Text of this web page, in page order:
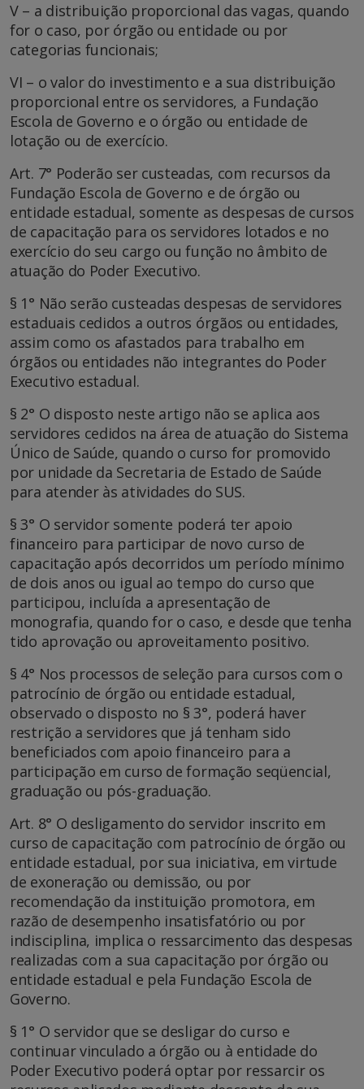
V – a distribuição proporcional das vagas, quando
for o caso, por órgão ou entidade ou por
categorias funcionais;
VI – o valor do investimento e a sua distribuição
proporcional entre os servidores, a Fundação
Escola de Governo e o órgão ou entidade de
lotação ou de exercício.
Art. 7° Poderão ser custeadas, com recursos da
Fundação Escola de Governo e de órgão ou
entidade estadual, somente as despesas de cursos
de capacitação para os servidores lotados e no
exercício do seu cargo ou função no âmbito de
atuação do Poder Executivo.
§ 1° Não serão custeadas despesas de servidores
estaduais cedidos a outros órgãos ou entidades,
assim como os afastados para trabalho em
órgãos ou entidades não integrantes do Poder
Executivo estadual.
§ 2° O disposto neste artigo não se aplica aos
servidores cedidos na área de atuação do Sistema
Único de Saúde, quando o curso for promovido
por unidade da Secretaria de Estado de Saúde
para atender às atividades do SUS.
§ 3° O servidor somente poderá ter apoio
financeiro para participar de novo curso de
capacitação após decorridos um período mínimo
de dois anos ou igual ao tempo do curso que
participou, incluída a apresentação de
monografia, quando for o caso, e desde que tenha
tido aprovação ou aproveitamento positivo.
§ 4° Nos processos de seleção para cursos com o
patrocínio de órgão ou entidade estadual,
observado o disposto no § 3°, poderá haver
restrição a servidores que já tenham sido
beneficiados com apoio financeiro para a
participação em curso de formação seqüencial,
graduação ou pós-graduação.
Art. 8° O desligamento do servidor inscrito em
curso de capacitação com patrocínio de órgão ou
entidade estadual, por sua iniciativa, em virtude
de exoneração ou demissão, ou por
recomendação da instituição promotora, em
razão de desempenho insatisfatório ou por
indisciplina, implica o ressarcimento das despesas
realizadas com a sua capacitação por órgão ou
entidade estadual e pela Fundação Escola de
Governo.
§ 1° O servidor que se desligar do curso e
continuar vinculado a órgão ou à entidade do
Poder Executivo poderá optar por ressarcir os